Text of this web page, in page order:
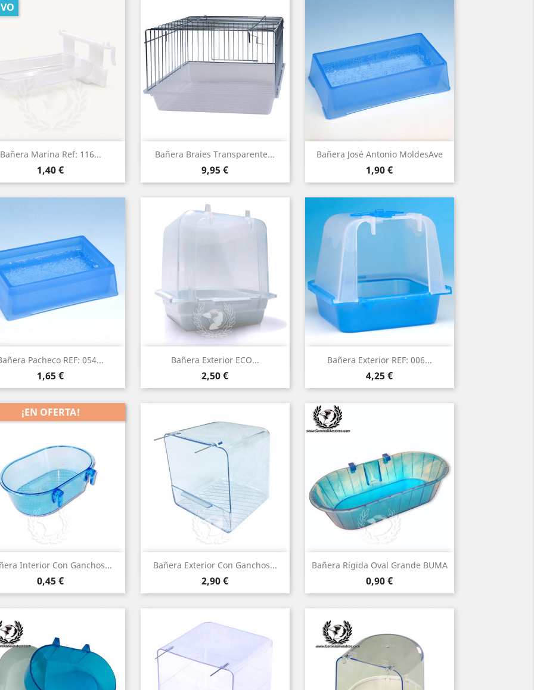
Bañera Marina Ref: 116...
Precio
1,40 €
 Vista rápida Bañera Braies Transparente...
Precio
9,95 €
Vista rápida Bañera José Antonio MoldesAve
Precio
1,90 €
Vista rápida
Pacheco REF: 054...
Precio
1,65 €
Vista rápida Bañera Exterior ECO...
Precio
2,50 €
Vista rápida Bañera Exterior REF: 006...
Precio
4,25 €
 Vista rápida
Interior Con Ganchos...
Precio
0,45 €
¡EN OFERTA!
Vista rápida Bañera Exterior Con Ganchos...
Precio
2,90 €
Vista rápida Bañera Rígida Oval Grande BUMA
Precio
0,90 €
Vista rápida